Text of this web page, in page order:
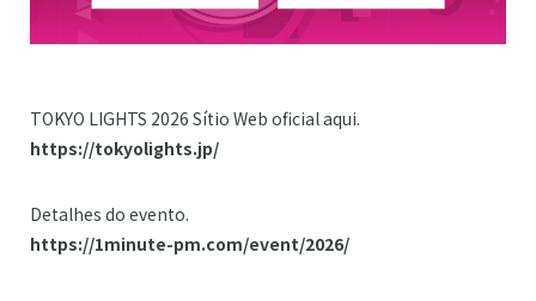
TOKYO LIGHTS 2026 Sítio Web oficial aqui.
https://tokyolights.jp/
Detalhes do evento.
https://1minute-pm.com/event/2026/